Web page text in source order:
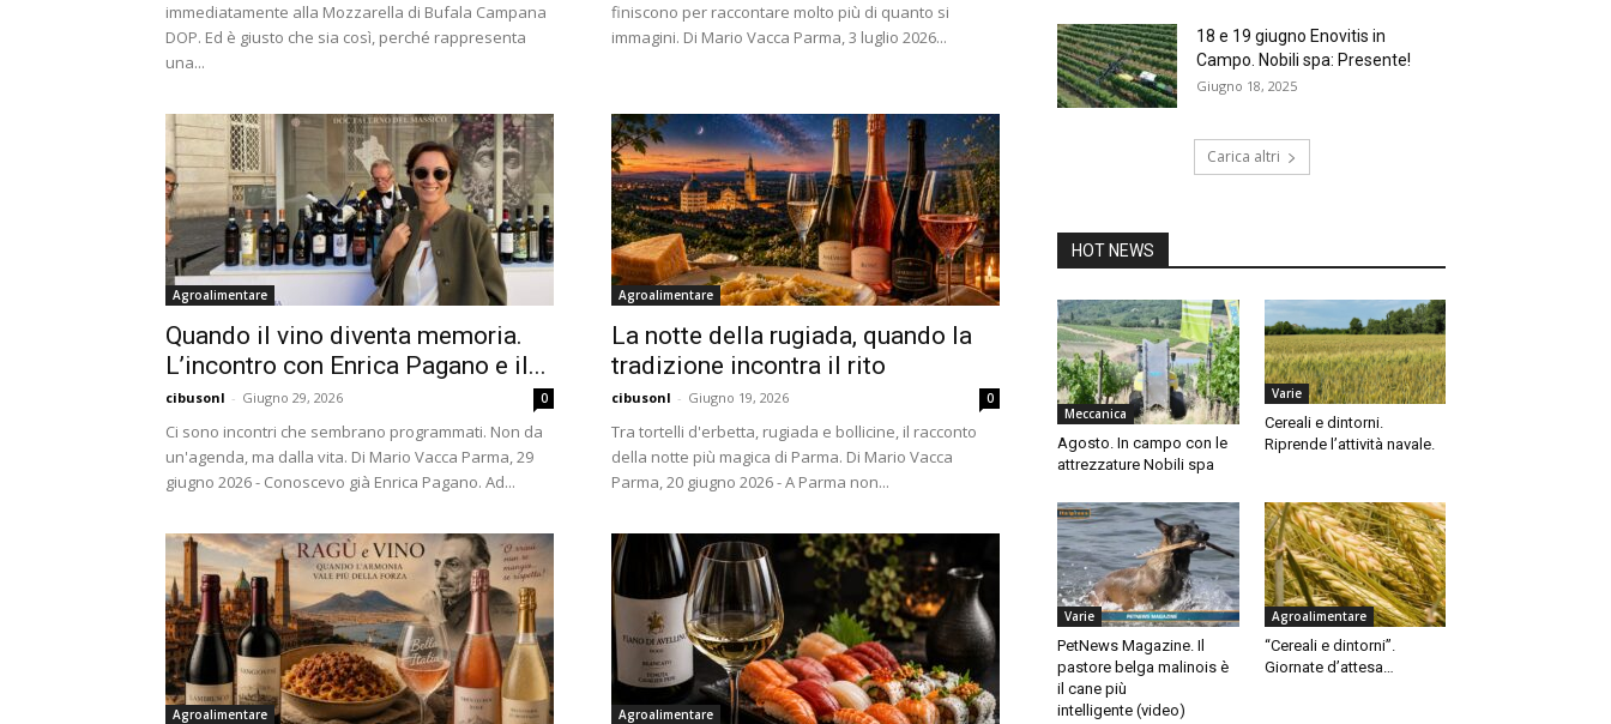
immediatamente alla Mozzarella di Bufala Campana
DOP. Ed è giusto che sia così, perché rappresenta
una...
finiscono per raccontare molto più di quanto si
immagini. Di Mario Vacca Parma, 3 luglio 2026...
Agroalimentare
Quando il vino diventa memoria.
L’incontro con Enrica Pagano e il...
cibusonl - Giugno 29, 2026 0
Ci sono incontri che sembrano programmati. Non da
un'agenda, ma dalla vita. Di Mario Vacca Parma, 29
giugno 2026 - Conoscevo già Enrica Pagano. Ad...
Agroalimentare
La notte della rugiada, quando la
tradizione incontra il rito
cibusonl - Giugno 19, 2026 0
Tra tortelli d'erbetta, rugiada e bollicine, il racconto
della notte più magica di Parma. Di Mario Vacca
Parma, 20 giugno 2026 - A Parma non...
Agroalimentare Agroalimentare
18 e 19 giugno Enovitis in
Campo. Nobili spa: Presente!
Giugno 18, 2025
Carica altri
HOT NEWS
Meccanica
Agosto. In campo con le
attrezzature Nobili spa
Varie
Cereali e dintorni.
Riprende l’attività navale.
Varie
PetNews Magazine. Il
pastore belga malinois è
il cane più
intelligente (video)
Agroalimentare
“Cereali e dintorni”.
Giornate d’attesa…